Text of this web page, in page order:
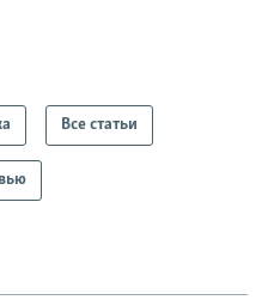
Все статьи